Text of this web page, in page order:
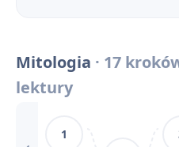
Mitologia · 17
lektury
1
13 Motyw wędrówki
Motyw winy i kary w
Motyw cierpienia w